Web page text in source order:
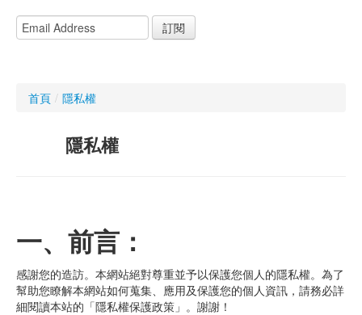
訂閱
首頁 / 隱私權
隱私權
一、前言：
感謝您的造訪。本網站絕對尊重並予以保護您個人的隱私權。為了
幫助您瞭解本網站如何蒐集、應用及保護您的個人資訊，請務必詳
細閱讀本站的「隱私權保護政策」。謝謝！